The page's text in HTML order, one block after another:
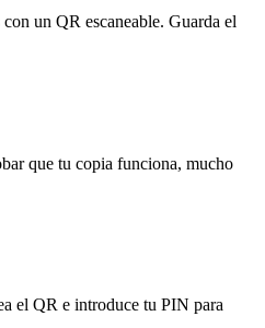
un QR escaneable. Guarda el
que tu copia funciona, mucho
el QR e introduce tu PIN para